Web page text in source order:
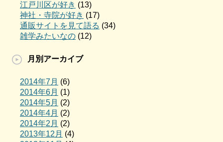
江戸川区が好き (13)
神社・寺院が好き (17)
通販サイトを見て語る (34)
雑学みたいなの (12)
月別アーカイブ
2014年7月 (6)
2014年6月 (1)
2014年5月 (2)
2014年4月 (2)
2014年2月 (2)
2013年12月 (4)